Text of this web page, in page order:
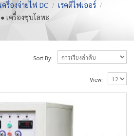
เครื่องจ่ายไฟ DC
เรคติไฟเออร์
● เครื่องชุบโลหะ
Sort By:
View: